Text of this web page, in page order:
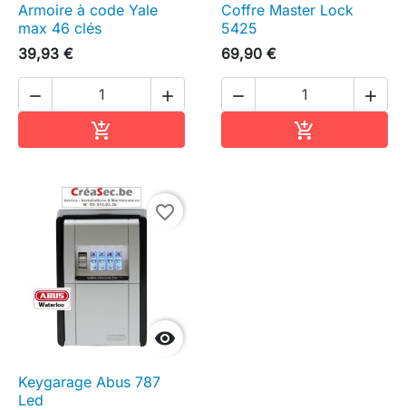
Armoire à code Yale
max 46 clés
39,93 €
 

Coffre Master Lock
5425
69,90 €
 


favorite_border
Keygarage Abus 787
Led